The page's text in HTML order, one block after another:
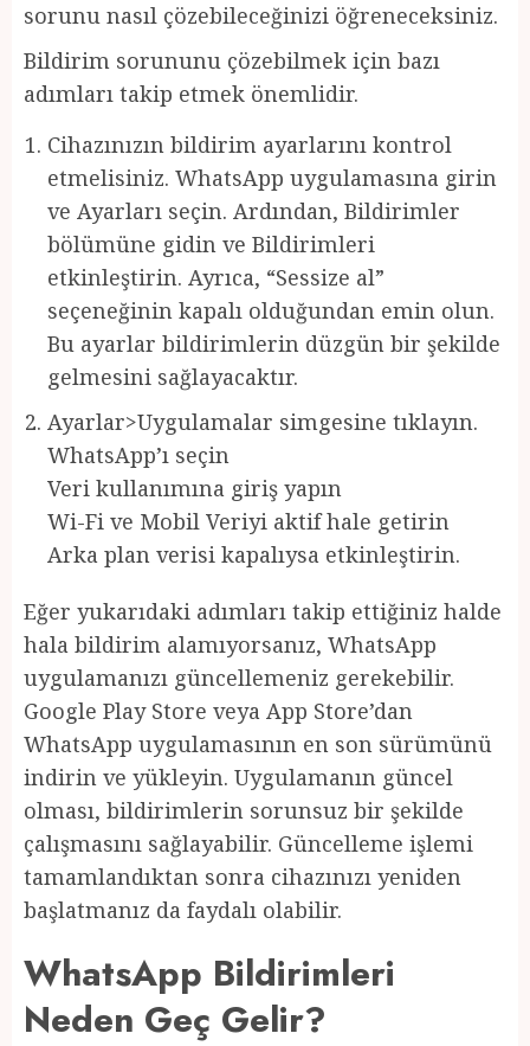
sorunu nasıl çözebileceğinizi öğreneceksiniz.
Bildirim sorununu çözebilmek için bazı
adımları takip etmek önemlidir.
Cihazınızın bildirim ayarlarını kontrol
etmelisiniz. WhatsApp uygulamasına girin
ve Ayarları seçin. Ardından, Bildirimler
bölümüne gidin ve Bildirimleri
etkinleştirin. Ayrıca, “Sessize al”
seçeneğinin kapalı olduğundan emin olun.
Bu ayarlar bildirimlerin düzgün bir şekilde
gelmesini sağlayacaktır.
Ayarlar>Uygulamalar simgesine tıklayın.
WhatsApp’ı seçin
Veri kullanımına giriş yapın
Wi-Fi ve Mobil Veriyi aktif hale getirin
Arka plan verisi kapalıysa etkinleştirin.
Eğer yukarıdaki adımları takip ettiğiniz halde
hala bildirim alamıyorsanız, WhatsApp
uygulamanızı güncellemeniz gerekebilir.
Google Play Store veya App Store’dan
WhatsApp uygulamasının en son sürümünü
indirin ve yükleyin. Uygulamanın güncel
olması, bildirimlerin sorunsuz bir şekilde
çalışmasını sağlayabilir. Güncelleme işlemi
tamamlandıktan sonra cihazınızı yeniden
başlatmanız da faydalı olabilir.
WhatsApp Bildirimleri
Neden Geç Gelir?